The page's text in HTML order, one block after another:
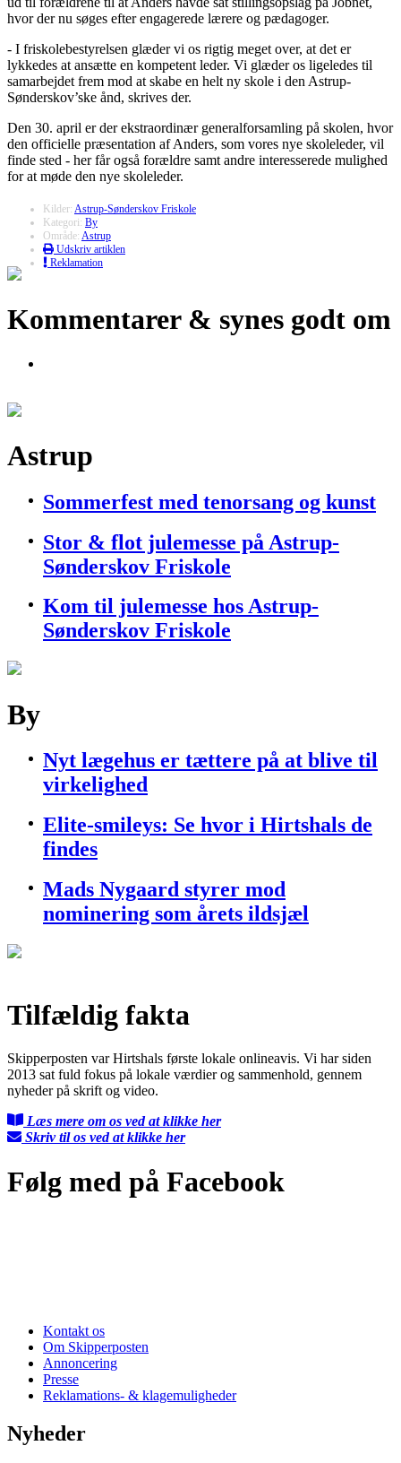
hvor der nu søges efter engagerede lærere og pædagoger.
- I friskolebestyrelsen glæder vi os rigtig meget over, at det er
lykkedes at ansætte en kompetent leder. Vi glæder os ligeledes til
samarbejdet frem mod at skabe en helt ny skole i den Astrup-
Sønderskov’ske ånd, skrives der.
Den 30. april er der ekstraordinær generalforsamling på skolen, hvor
den officielle præsentation af Anders, som vores nye skoleleder, vil
finde sted - her får også forældre samt andre interesserede mulighed
for at møde den nye skoleleder.
Kilder: Astrup-Sønderskov Friskole
Kategori: By
Område: Astrup
Udskriv artiklen
Reklamation
Kommentarer & synes godt om
Astrup
Sommerfest med tenorsang og kunst
Stor & flot julemesse på Astrup-
Sønderskov Friskole
Kom til julemesse hos Astrup-
Sønderskov Friskole
By
Nyt lægehus er tættere på at blive til
virkelighed
Elite-smileys: Se hvor i Hirtshals de
findes
Mads Nygaard styrer mod
nominering som årets ildsjæl
Tilfældig fakta
Skipperposten var Hirtshals første lokale onlineavis. Vi har siden
2013 sat fuld fokus på lokale værdier og sammenhold, gennem
nyheder på skrift og video.
Læs mere om os ved at klikke her
Skriv til os ved at klikke her
Følg med på Facebook
Kontakt os
Om Skipperposten
Annoncering
Presse
Reklamations- & klagemuligheder
Nyheder